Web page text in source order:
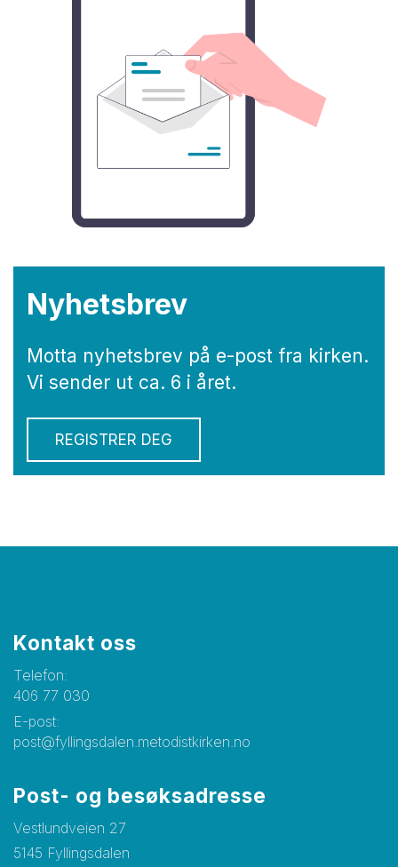
Nyhetsbrev
Motta nyhetsbrev på e-post fra kirken.
Vi sender ut ca. 6 i året.
REGISTRER DEG
Kontakt oss
Telefon:
406 77 030
E-post:
post@fyllingsdalen.metodistkirken.no
Post- og besøksadresse
Vestlundveien 27
5145 Fyllingsdalen